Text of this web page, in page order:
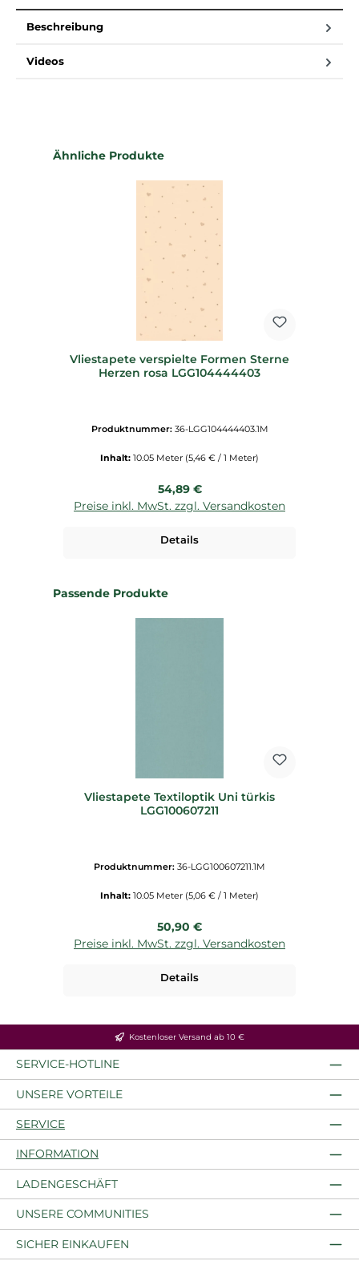
Beschreibung
Videos
Produktgalerie überspringen
Ähnliche Produkte
Vliestapete verspielte Formen Sterne
Herzen rosa LGG104444403
Produktnummer: 36-LGG104444403.1M
Inhalt: 10.05 Meter (5,46 € / 1 Meter)
Regulärer Preis:
54,89 €
Preise inkl. MwSt. zzgl. Versandkosten
Details
Produktgalerie überspringen
Passende Produkte
Vliestapete Textiloptik Uni türkis
LGG100607211
Produktnummer: 36-LGG100607211.1M
Inhalt: 10.05 Meter (5,06 € / 1 Meter)
Regulärer Preis:
50,90 €
Preise inkl. MwSt. zzgl. Versandkosten
Details
Kostenloser Versand ab 10 €
SERVICE-HOTLINE
UNSERE VORTEILE
SERVICE
INFORMATION
LADENGESCHÄFT
UNSERE COMMUNITIES
SICHER EINKAUFEN